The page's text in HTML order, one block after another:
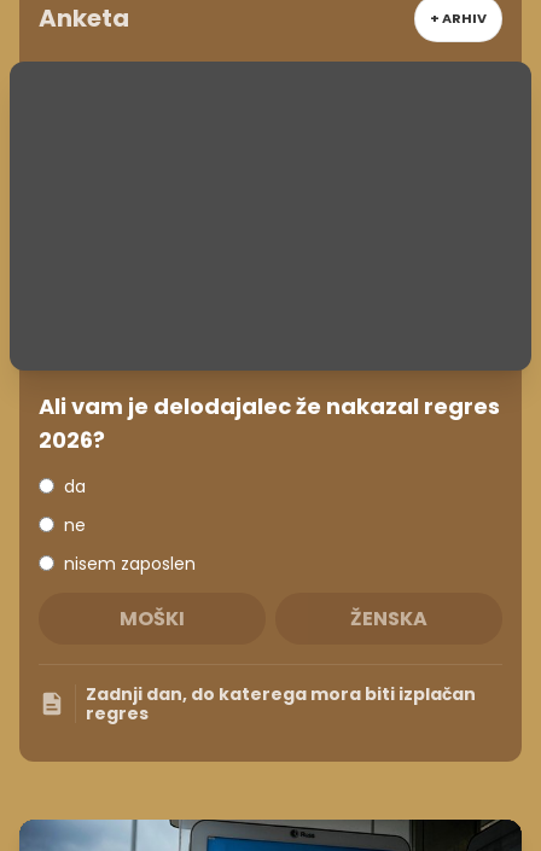
Anketa + ARHIV
Ali vam je delodajalec že nakazal regres
2026?
da
ne
nisem zaposlen
MOŠKI ŽENSKA
Zadnji dan, do katerega mora biti izplačan
regres